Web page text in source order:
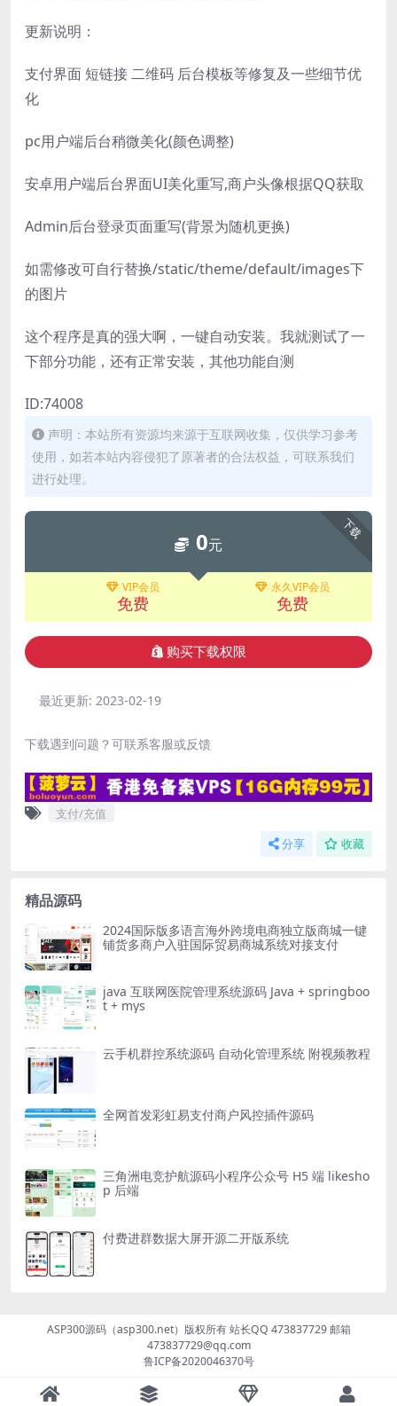
更新说明：
支付界面 短链接 二维码 后台模板等修复及一些细节优
化
pc用户端后台稍微美化(颜色调整)
安卓用户端后台界面UI美化重写,商户头像根据QQ获取
Admin后台登录页面重写(背景为随机更换)
如需修改可自行替换/static/theme/default/images下
的图片
这个程序是真的强大啊，一键自动安装。我就测试了一
下部分功能，还有正常安装，其他功能自测
ID:74008
声明：本站所有资源均来源于互联网收集，仅供学习参考
使用，如若本站内容侵犯了原著者的合法权益，可联系我们
进行处理。
下载
0元
VIP会员
免费
永久VIP会员
免费
购买下载权限
最近更新: 2023-02-19
下载遇到问题？可联系客服或反馈
支付/充值
分享 收藏
精品源码
2024国际版多语言海外跨境电商独立版商城一键
铺货多商户入驻国际贸易商城系统对接支付
java 互联网医院管理系统源码 Java + springboo
t + mys
云手机群控系统源码 自动化管理系统 附视频教程
全网首发彩虹易支付商户风控插件源码
三角洲电竞护航源码小程序公众号 H5 端 likesho
p 后端
付费进群数据大屏开源二开版系统
ASP300源码（asp300.net）版权所有 站长QQ 473837729 邮箱
473837729@qq.com
鲁ICP备2020046370号